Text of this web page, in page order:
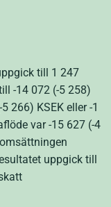
till 1 247
-14 072 (-5 258)
266) KSEK eller -1
var -15 627 (-4
uppgick till